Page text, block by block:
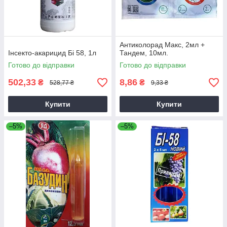
Інсекто-акарицид Бі 58, 1л
Готово до відправки
502,33 ₴ 528,77 ₴
Купити
Антиколорад Макс, 2мл +
Тандем, 10мл.
Готово до відправки
8,86 ₴ 9,33 ₴
Купити
–5% –5%